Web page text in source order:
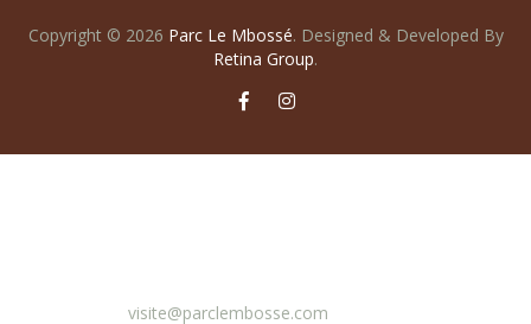
visite@parclembosse.com
Copyright © 2026 Parc Le Mbossé. Designed & Developed By
Retina Group.